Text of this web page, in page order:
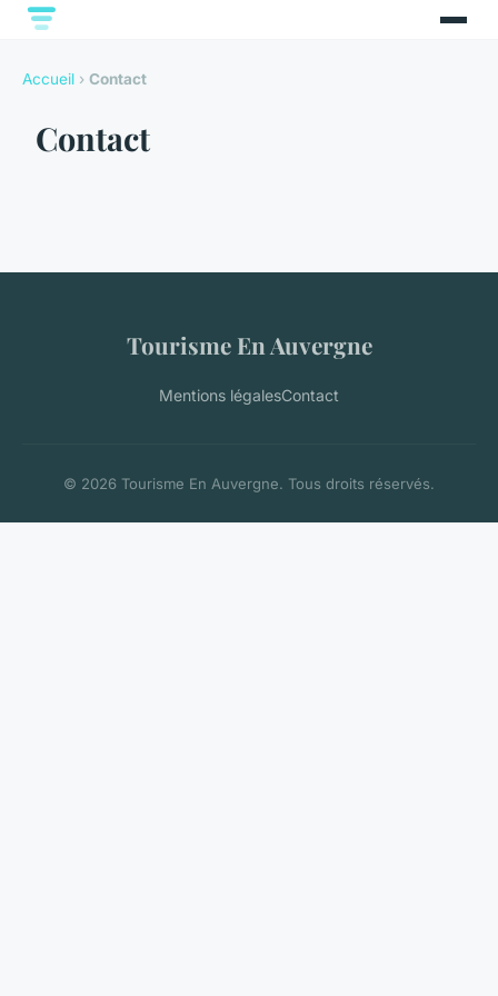
Accueil › Contact
Contact
Tourisme En Auvergne
Mentions légalesContact
© 2026 Tourisme En Auvergne. Tous droits réservés.